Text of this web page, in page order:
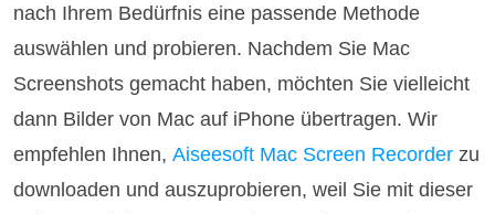
nach Ihrem Bedürfnis eine passende Methode
auswählen und probieren. Nachdem Sie Mac
Screenshots gemacht haben, möchten Sie vielleicht
dann Bilder von Mac auf iPhone übertragen. Wir
empfehlen Ihnen,Aiseesoft Mac Screen Recorder zu
downloaden und auszuprobieren, weil Sie mit dieser